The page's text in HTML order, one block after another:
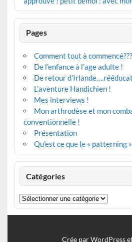
Pages
Comment tout à
De l’enfance à l’age adulte !
De retour
L’aventure Handichien !
Mes interviews !
Mon arthrodèse et mon
conventionnelle !
Présentation
Qu’est ce que le « patterning »
Catégories
Catégories
Crée parWordPress